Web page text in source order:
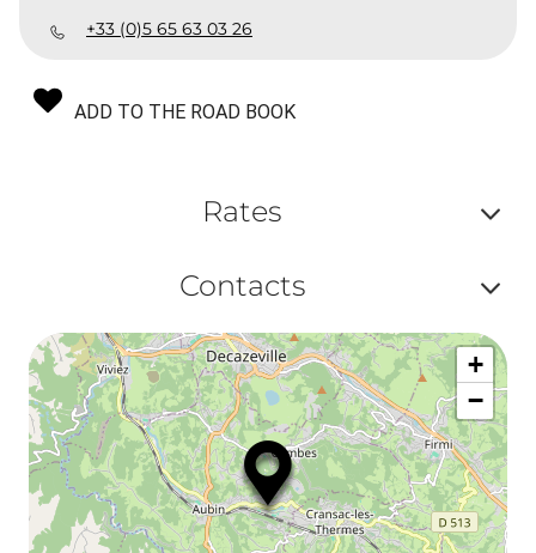
+33 (0)5 65 63 03 26
ADD TO THE ROAD BOOK
Rates
ou
et
Contacts
ou
+
−